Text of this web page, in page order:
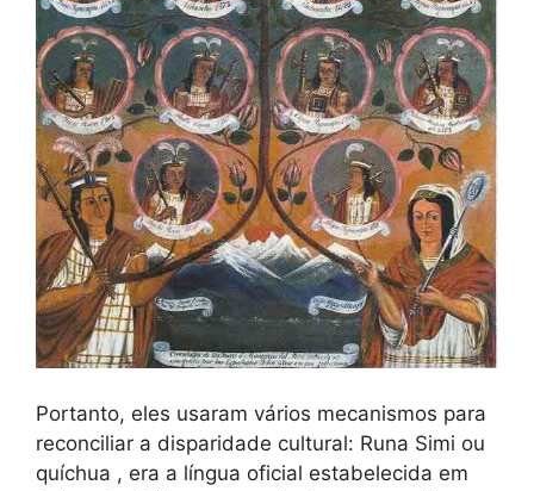
Portanto, eles usaram vários mecanismos para
reconciliar a disparidade cultural: Runa Simi ou
quíchua , era a língua oficial estabelecida em